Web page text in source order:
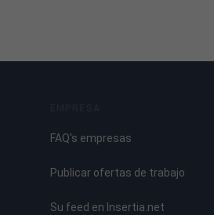
FAQ's empresas
Publicar ofertas de trabajo
Su feed en Insertia.net